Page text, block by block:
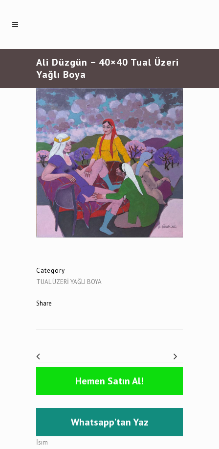
Ali Düzgün – 40×40 Tual Üzeri
Yağlı Boya
Category
TUAL ÜZERİ YAĞLI BOYA
Share
Hemen Satın Al!
Whatsapp'tan Yaz
İsim